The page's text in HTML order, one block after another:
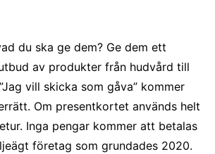
du ska ge dem? Ge dem ett
av produkter från hudvård till
vill skicka som gåva” kommer
Om presentkortet används helt
Inga pengar kommer att betalas
företag som grundades 2020.